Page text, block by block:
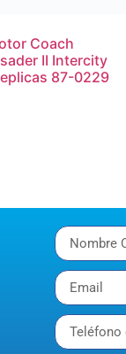
Coach
II Intercity
87-0229